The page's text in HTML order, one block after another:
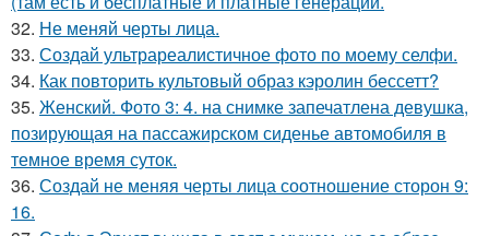
32. Не меняй черты лица.
33. Создай ультрареалистичное фото по моему селфи.
34. Как повторить культовый образ кэролин бессетт?
35. Женский. Фото 3: 4. на снимке запечатлена девушка,
позирующая на пассажирском сиденье автомобиля в
темное время суток.
36. Создай не меняя черты лица соотношение сторон 9:
16.